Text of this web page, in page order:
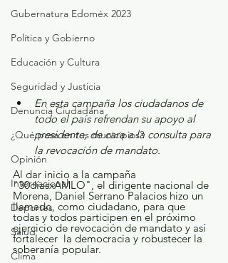
Gubernatura Edoméx 2023
Política y Gobierno
Educación y Cultura
Seguridad y Justicia
Denuncia Ciudadana
¿Qué pasa en tus municipios?
Opinión
Internacional
Deportes
Salud
Clima
En esta campaña los ciudadanos de
todo el país refrendan su apoyo al
presidente, de cara a la consulta para
la revocación de mandato.
Al dar inicio a la campaña
"30díasxAMLO", el dirigente nacional de
Morena, Daniel Serrano Palacios hizo un
llamado, como ciudadano, para que
todas y todos participen en el próximo
ejercicio de revocación de mandato y así
fortalecer  la democracia y robustecer la
soberanía popular.